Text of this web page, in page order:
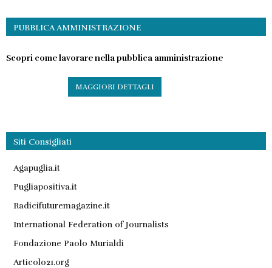
PUBBLICA AMMINISTRAZIONE
Scopri come lavorare nella pubblica amministrazione
MAGGIORI DETTAGLI
Siti Consigliati
Agapuglia.it
Pugliapositiva.it
Radicifuturemagazine.it
International Federation of Journalists
Fondazione Paolo Murialdi
Articolo21.org